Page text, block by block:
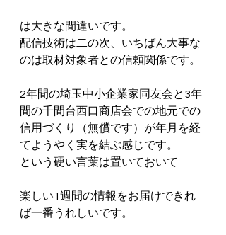
は大きな間違いです。
配信技術は二の次、いちばん大事な
のは取材対象者との信頼関係です。
2年間の埼玉中小企業家同友会と3年
間の千間台西口商店会での地元での
信用づくり（無償です）が年月を経
てようやく実を結ぶ感じです。
という硬い言葉は置いておいて
楽しい1週間の情報をお届けできれ
ば一番うれしいです。